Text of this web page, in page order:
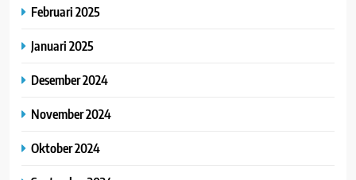
Februari 2025
Januari 2025
Desember 2024
November 2024
Oktober 2024